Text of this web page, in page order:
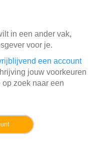
in een ander vak,
voor je.
een account
jouw voorkeuren
zoek naar een